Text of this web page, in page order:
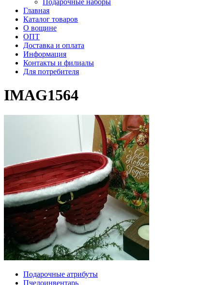
Главная
Каталог товаров
О вощине
ОПТ
Доставка и оплата
Информация
Контакты и филиалы
Для потребителя
IMAG1564
Подарочные атрибуты
Пчелоинвентарь